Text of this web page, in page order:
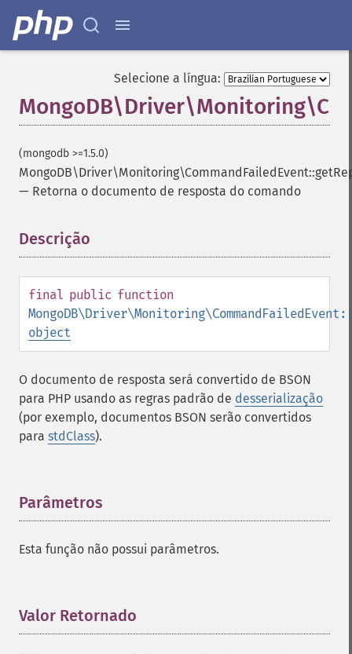
Selecione a língua:
(mongodb >=1.5.0)
— Retorna o documento de resposta do comando
Descrição
final public function
object
O documento de resposta será convertido de BSON
para PHP usando as regras padrão de desserialização
(por exemplo, documentos BSON serão convertidos
para stdClass).
Parâmetros
Esta função não possui parâmetros.
Valor Retornado